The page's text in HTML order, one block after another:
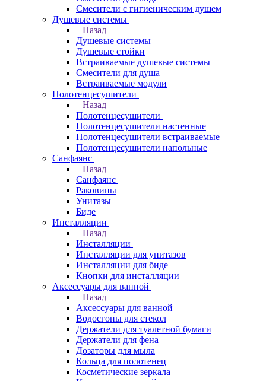
Смесители с гигиеническим душем
Душевые системы
Назад
Душевые системы
Душевые стойки
Встраиваемые душевые системы
Смесители для душа
Встраиваемые модули
Полотенцесушители
Назад
Полотенцесушители
Полотенцесушители настенные
Полотенцесушители встраиваемые
Полотенцесушители напольные
Санфаянс
Назад
Санфаянс
Раковины
Унитазы
Биде
Инсталляции
Назад
Инсталляции
Инсталляции для унитазов
Инсталляции для биде
Кнопки для инсталляции
Аксессуары для ванной
Назад
Аксессуары для ванной
Водосгоны для стекол
Держатели для туалетной бумаги
Держатели для фена
Дозаторы для мыла
Кольца для полотенец
Косметические зеркала